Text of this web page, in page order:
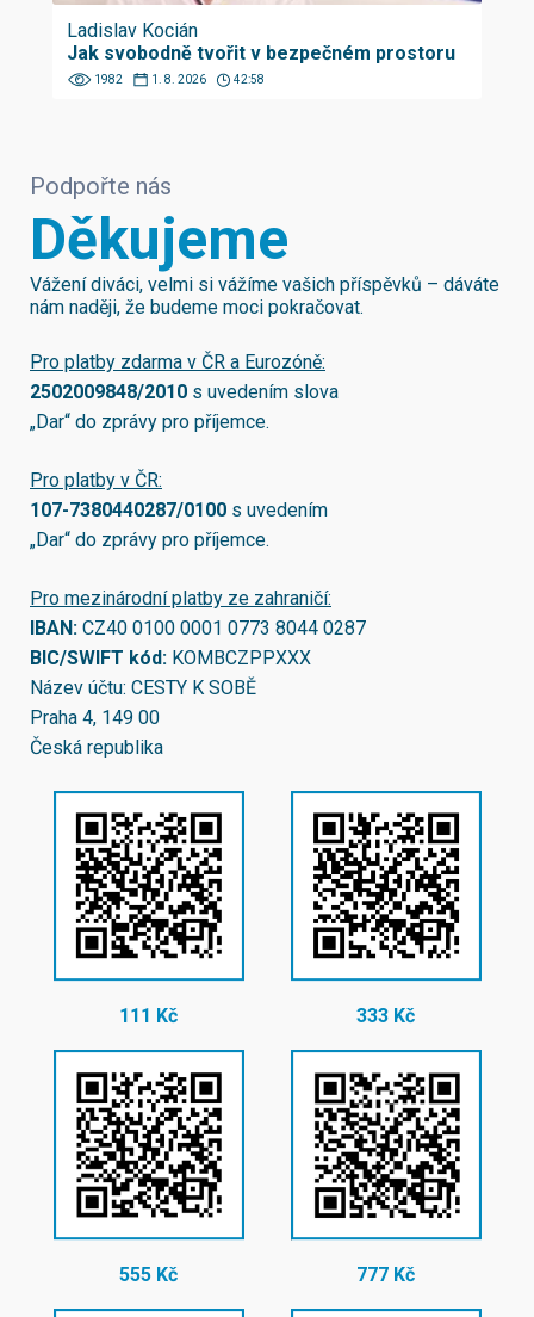
Ladislav Kocián
Jak svobodně tvořit v bezpečném prostoru
1982 1. 8. 2026 42:58
Podpořte nás
Děkujeme
Vážení diváci, velmi si vážíme vašich příspěvků – dáváte
nám naději, že budeme moci pokračovat.
Pro platby zdarma v ČR a Eurozóně:
2502009848/2010 s uvedením slova
„Dar“ do zprávy pro příjemce.
Pro platby v ČR:
107-7380440287/0100 s uvedením
„Dar“ do zprávy pro příjemce.
Pro mezinárodní platby ze zahraničí:
IBAN: CZ40 0100 0001 0773 8044 0287
BIC/SWIFT kód: KOMBCZPPXXX
Název účtu: CESTY K SOBĚ
Praha 4, 149 00
Česká republika
111 Kč 333 Kč
555 Kč 777 Kč